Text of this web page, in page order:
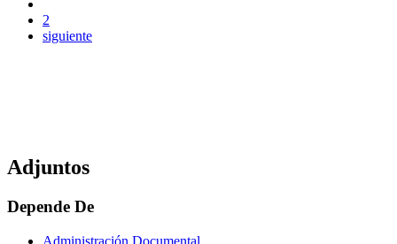
2
siguiente
Adjuntos
Depende De
Administración Documental